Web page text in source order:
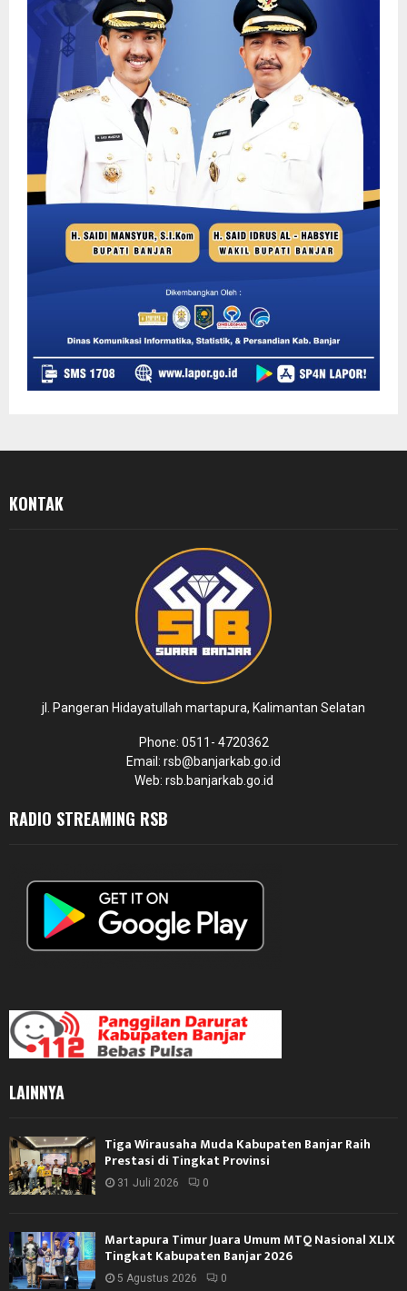
KONTAK
jl. Pangeran Hidayatullah martapura, Kalimantan Selatan
Phone: 0511- 4720362
Email: rsb@banjarkab.go.id
Web: rsb.banjarkab.go.id
RADIO STREAMING RSB
LAINNYA
Tiga Wirausaha Muda Kabupaten Banjar Raih
Prestasi di Tingkat Provinsi
31 Juli 2026 0
Martapura Timur Juara Umum MTQ Nasional XLIX
Tingkat Kabupaten Banjar 2026
5 Agustus 2026 0